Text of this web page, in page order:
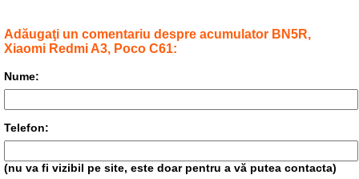
Adăugaţi un comentariu despre acumulator BN5R,
Xiaomi Redmi A3, Poco C61:
Nume:
Telefon:
(nu va fi vizibil pe site, este doar pentru a vă putea contacta)